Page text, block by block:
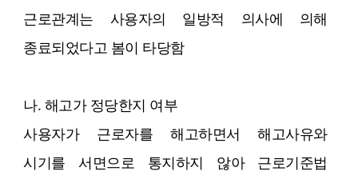
근로관계는 사용자의 일방적 의사에 의해
종료되었다고 봄이 타당함
나. 해고가 정당한지 여부
사용자가 근로자를 해고하면서 해고사유와
시기를 서면으로 통지하지 않아 근로기준법